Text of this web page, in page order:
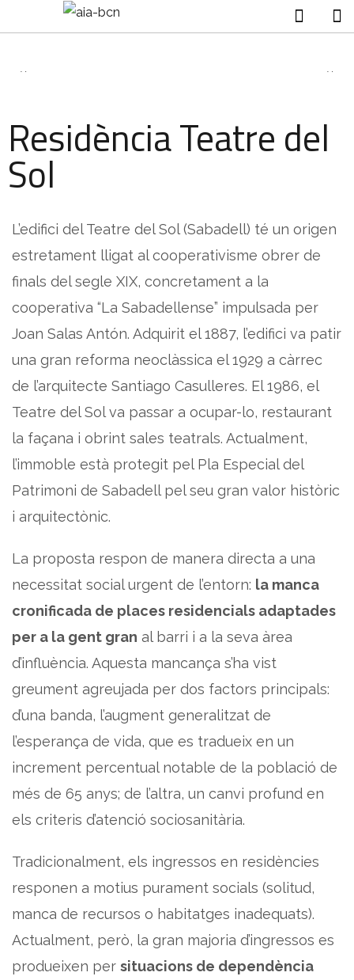
Residència Teatre del
Sol
L’edifici del Teatre del Sol (Sabadell) té un origen
estretament lligat al cooperativisme obrer de
finals del segle XIX, concretament a la
cooperativa “La Sabadellense” impulsada per
Joan Salas Antón. Adquirit el 1887, l’edifici va patir
una gran reforma neoclàssica el 1929 a càrrec
de l’arquitecte Santiago Casulleres. El 1986, el
Teatre del Sol va passar a ocupar-lo, restaurant
la façana i obrint sales teatrals. Actualment,
l’immoble està protegit pel Pla Especial del
Patrimoni de Sabadell pel seu gran valor històric
i arquitectònic.
La proposta respon de manera directa a una
necessitat social urgent de l’entorn: la manca
cronificada de places residencials adaptades
per a la gent gran al barri i a la seva àrea
d’influència. Aquesta mancança s’ha vist
greument agreujada per dos factors principals:
d’una banda, l’augment generalitzat de
l’esperança de vida, que es tradueix en un
increment percentual notable de la població de
més de 65 anys; de l’altra, un canvi profund en
els criteris d’atenció sociosanitària.
Tradicionalment, els ingressos en residències
responen a motius purament socials (solitud,
manca de recursos o habitatges inadequats).
Actualment, però, la gran majoria d’ingressos es
produeixen per situacions de dependència